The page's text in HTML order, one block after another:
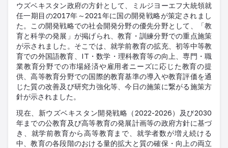
ウズベキスタン政府の方針として、ミルジヨーエフ大統領就
任一期目の2017年～2021年に国の開発戦略が策定されまし
た。この開発戦略での社会開発分野の優先分野として、「教
育と科学の発展」が掲げられ、教育・訓練分野での重点施策
が示されました。そこでは、就学前教育の拡充、初等中等教
育での外国語教育、IT・数学・理科教育等の向上、専門・職
業教育分野での市場経済や雇用者ニーズに応じた教育の提
供、高等教育分野での国際的教育基準の導入や教育評価を通
じた質の改善及び研究力強化等、今日の施策に繋がる施策方
針が示されました。
現在、新ウズベキスタン開発戦略（2022-2026）及び2030
年までの公教育及び高等教育の発展計画等の政府方針に基づ
き、就学前教育から高等教育まで、就学者数が増え続ける
中、教育の各段階のおける量的拡大と質の確保・向上の両立